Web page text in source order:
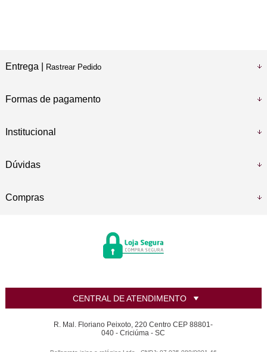
Entrega | Rastrear Pedido
Formas de pagamento
Institucional
Dúvidas
Compras
CENTRAL DE ATENDIMENTO
R. Mal. Floriano Peixoto, 220 Centro CEP 88801-
040 - Criciúma - SC